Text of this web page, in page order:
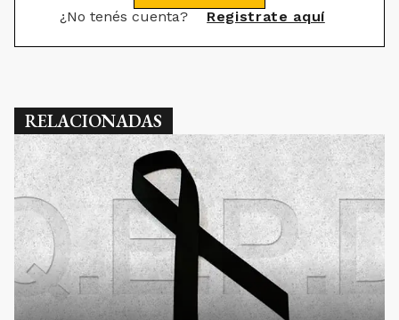
¿No tenés cuenta? Registrate aquí
RELACIONADAS